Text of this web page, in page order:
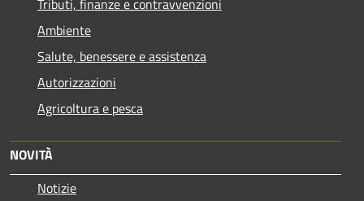
Ambiente
Salute, benessere e assistenza
Autorizzazioni
Agricoltura e pesca
NOVITÀ
Notizie